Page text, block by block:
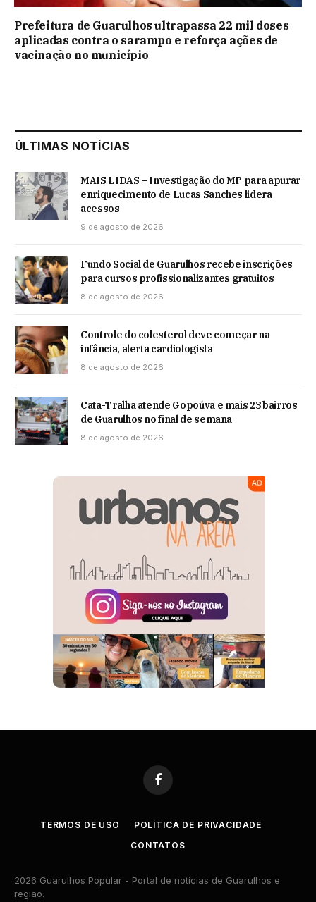
Prefeitura de Guarulhos ultrapassa 22 mil doses
aplicadas contra o sarampo e reforça ações de
vacinação no município
ÚLTIMAS NOTÍCIAS
MAIS LIDAS – Investigação do MP para apurar
enriquecimento de Lucas Sanches lidera
acessos
9 de agosto de 2026
Fundo Social de Guarulhos recebe inscrições
para cursos profissionalizantes gratuitos
8 de agosto de 2026
Controle do colesterol deve começar na
infância, alerta cardiologista
8 de agosto de 2026
Cata-Tralha atende Gopoúva e mais 23 bairros
de Guarulhos no final de semana
8 de agosto de 2026
Facebook
TERMOS DE USO
POLÍTICA DE PRIVACIDADE
CONTATOS
2026 Guarulhos Popular - Portal de notícias de Guarulhos e
região.